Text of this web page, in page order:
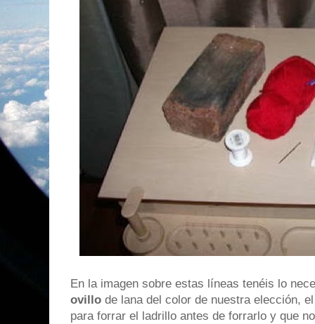
En la imagen sobre estas líneas tenéis lo
ovillo de lana del color de nuestra elección,
para forrar el ladrillo antes de forrarlo y que